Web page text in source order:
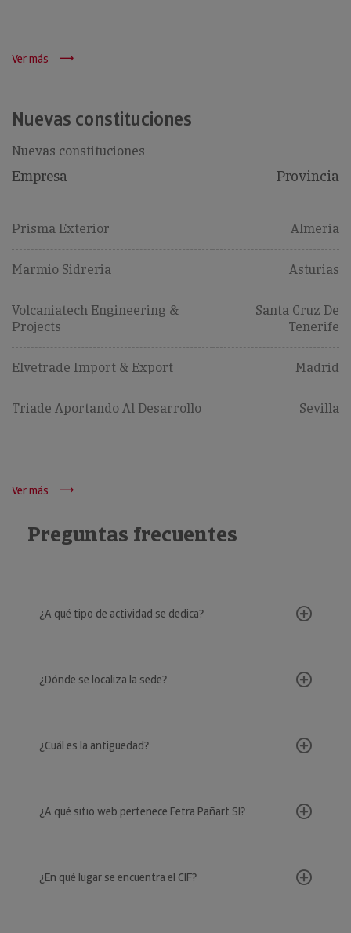
Ver más
Nuevas constituciones
Nuevas constituciones
Empresa Provincia
Prisma Exterior Almeria
Marmio Sidreria Asturias
Volcaniatech Engineering &
Projects
Santa Cruz De
Tenerife
Elvetrade Import & Export Madrid
Triade Aportando Al Desarrollo Sevilla
Ver más
Preguntas frecuentes
¿A qué tipo de actividad se dedica?
¿Dónde se localiza la sede?
¿Cuál es la antigüedad?
¿A qué sitio web pertenece Fetra Pañart Sl?
¿En qué lugar se encuentra el CIF?